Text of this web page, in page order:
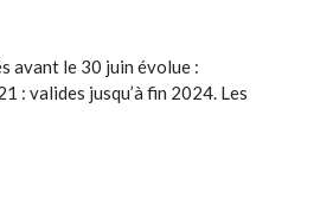
avant le 30 juin évolue :
: valides jusqu’à fin 2024. Les